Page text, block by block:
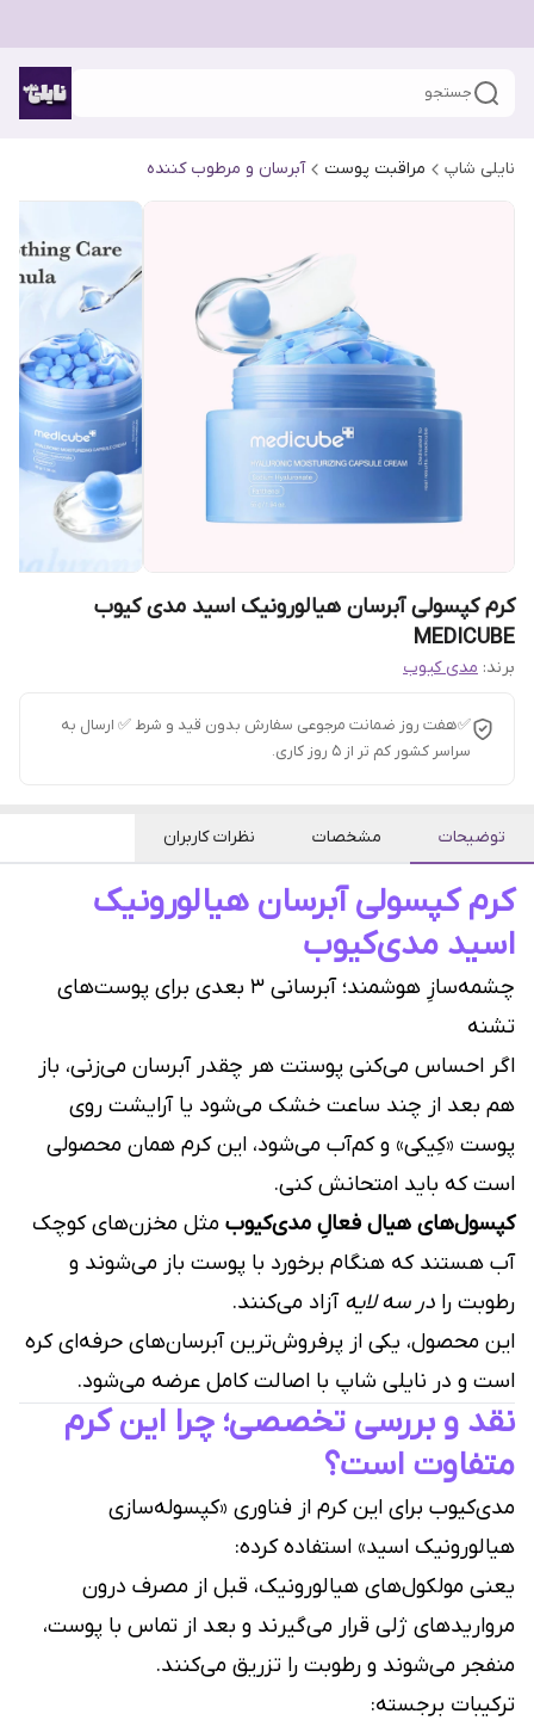
جستجو
نایلی شاپ مراقبت پوست آبرسان و مرطوب کننده
کرم کپسولی آبرسان هیالورونیک اسید مدی کیوب
MEDICUBE
برند: مدی کیوب
✅هفت روز ضمانت مرجوعی سفارش بدون قید و شرط ✅ ارسال به
سراسر کشور کم تر از 5 روز کاری.
توضیحات مشخصات نظرات کاربران
کرم کپسولی آبرسان هیالورونیک
اسید مدی‌کیوب
چشمه‌سازِ هوشمند؛ آبرسانی 3 بعدی برای پوست‌های
تشنه
اگر احساس می‌کنی پوستت هر چقدر آبرسان می‌زنی، باز
هم بعد از چند ساعت خشک می‌شود یا آرایشت روی
پوست «کِیکی» و کم‌آب می‌شود، این کرم همان محصولی
است که باید امتحانش کنی.
کپسول‌های هیال فعالِ مدی‌کیوب مثل مخزن‌های کوچک
آب هستند که هنگام برخورد با پوست باز می‌شوند و
رطوبت را در سه لایه آزاد می‌کنند.
این محصول، یکی از پرفروش‌ترین آبرسان‌های حرفه‌ای کره
است و در نایلی شاپ با اصالت کامل عرضه می‌شود.
نقد و بررسی تخصصی؛ چرا این کرم
متفاوت است؟
مدی‌کیوب برای این کرم از فناوری «کپسوله‌سازی
هیالورونیک اسید» استفاده کرده:
یعنی مولکول‌های هیالورونیک، قبل از مصرف درون
مرواریدهای ژلی قرار می‌گیرند و بعد از تماس با پوست،
منفجر می‌شوند و رطوبت را تزریق می‌کنند.
ترکیبات برجسته: